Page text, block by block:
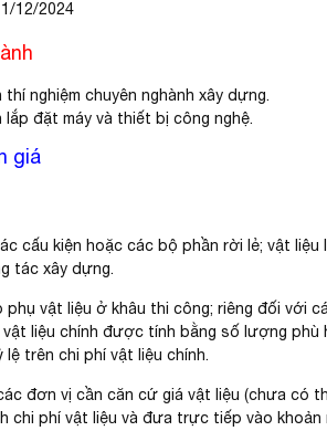
12/2024
nghiệm chuyên nghành xây dựng.
đặt máy và thiết bị công nghệ.
giá
cấu kiện hoặc các bộ phần rời lẻ; vật
tác xây dựng.
phụ vật liệu ở khâu thi công; riêng đối với
liệu chính được tính bằng số lượng phù
trên chi phí vật liệu chính.
đơn vị cần căn cứ giá vật liệu (chưa có
chi phí vật liệu và đưa trực tiếp vào